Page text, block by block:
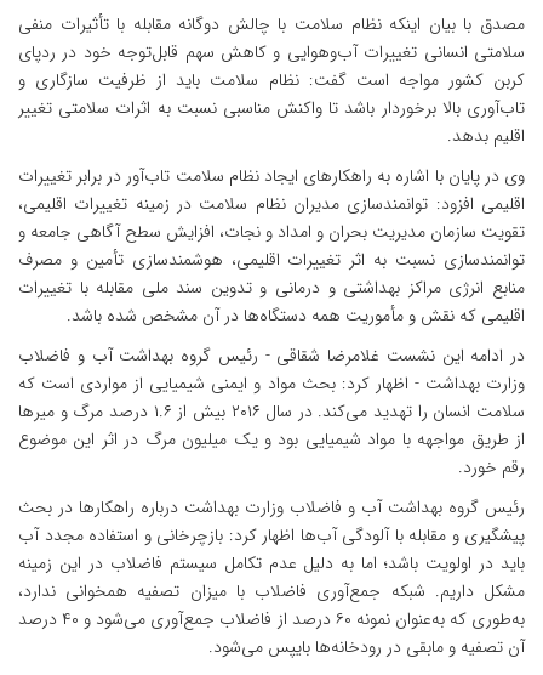
مصدق با بیان اینکه نظام سلامت با چالش دوگانه مقابله با تأثیرات منفی
سلامتی انسانی تغییرات آب‌وهوایی و کاهش سهم قابل‌توجه خود در ردپای
کربن کشور مواجه است گفت: نظام سلامت باید از ظرفیت سازگاری و
تاب‌آوری بالا برخوردار باشد تا واکنش مناسبی نسبت به اثرات سلامتی تغییر
اقلیم بدهد.
وی در پایان با اشاره به راهکارهای ایجاد نظام سلامت تاب‌آور در برابر تغییرات
اقلیمی افزود: توانمندسازی مدیران نظام سلامت در زمینه تغییرات اقلیمی،
تقویت سازمان مدیریت بحران و امداد و نجات، افزایش سطح آگاهی جامعه و
توانمندسازی نسبت به اثر تغییرات اقلیمی، هوشمندسازی تأمین و مصرف
منابع انرژی مراکز بهداشتی و درمانی و تدوین سند ملی مقابله با تغییرات
اقلیمی که نقش و مأموریت همه دستگاه‌ها در آن مشخص شده باشد.
در ادامه این نشست غلامرضا شقاقی - رئیس گروه بهداشت آب و فاضلاب
وزارت بهداشت - اظهار کرد: بحث مواد و ایمنی شیمیایی از مواردی است که
سلامت انسان را تهدید می‌کند. در سال ۲۰۱۶ بیش از ۱.۶ درصد مرگ و میرها
از طریق مواجهه با مواد شیمیایی بود و یک میلیون مرگ در اثر این موضوع
رقم خورد.
رئیس گروه بهداشت آب و فاضلاب وزارت بهداشت درباره راهکارها در بحث
پیشگیری و مقابله با آلودگی آب‌ها اظهار کرد: بازچرخانی و استفاده مجدد آب
باید در اولویت باشد؛ اما به دلیل عدم تکامل سیستم فاضلاب در این زمینه
مشکل داریم. شبکه جمع‌آوری فاضلاب با میزان تصفیه همخوانی ندارد،
به‌طوری که به‌عنوان نمونه ۶۰ درصد از فاضلاب جمع‌آوری می‌شود و ۴۰ درصد
آن تصفیه و مابقی در رودخانه‌ها بایپس‌ می‌شود.